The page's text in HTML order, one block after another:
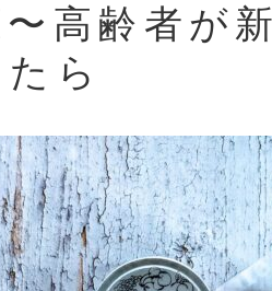
高齢者が
ら